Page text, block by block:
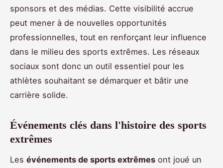
sponsors et des médias. Cette visibilité accrue
peut mener à de nouvelles opportunités
professionnelles, tout en renforçant leur influence
dans le milieu des sports extrêmes. Les réseaux
sociaux sont donc un outil essentiel pour les
athlètes souhaitant se démarquer et bâtir une
carrière solide.
Événements clés dans l'histoire des sports
extrêmes
Les événements de sports extrêmes ont joué un